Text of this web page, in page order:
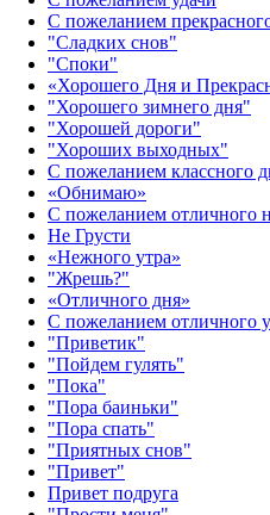
С пожеланием
"Сладких снов"
"Споки"
«Хорошего Дня и
"Хорошего зимнего дня"
"Хорошей дороги"
"Хороших выходных"
С пожеланием классного
«Обнимаю»
С пожеланием отличного
Не Грусти
«Нежного утра»‎
"Жрешь?"
«Отличного дня»‎
С пожеланием отличного
"Приветик"
"Пойдем гулять"
"Пока"
"Пора баиньки"
"Пора спать"
"Приятных снов"
"Привет"
Привет подруга